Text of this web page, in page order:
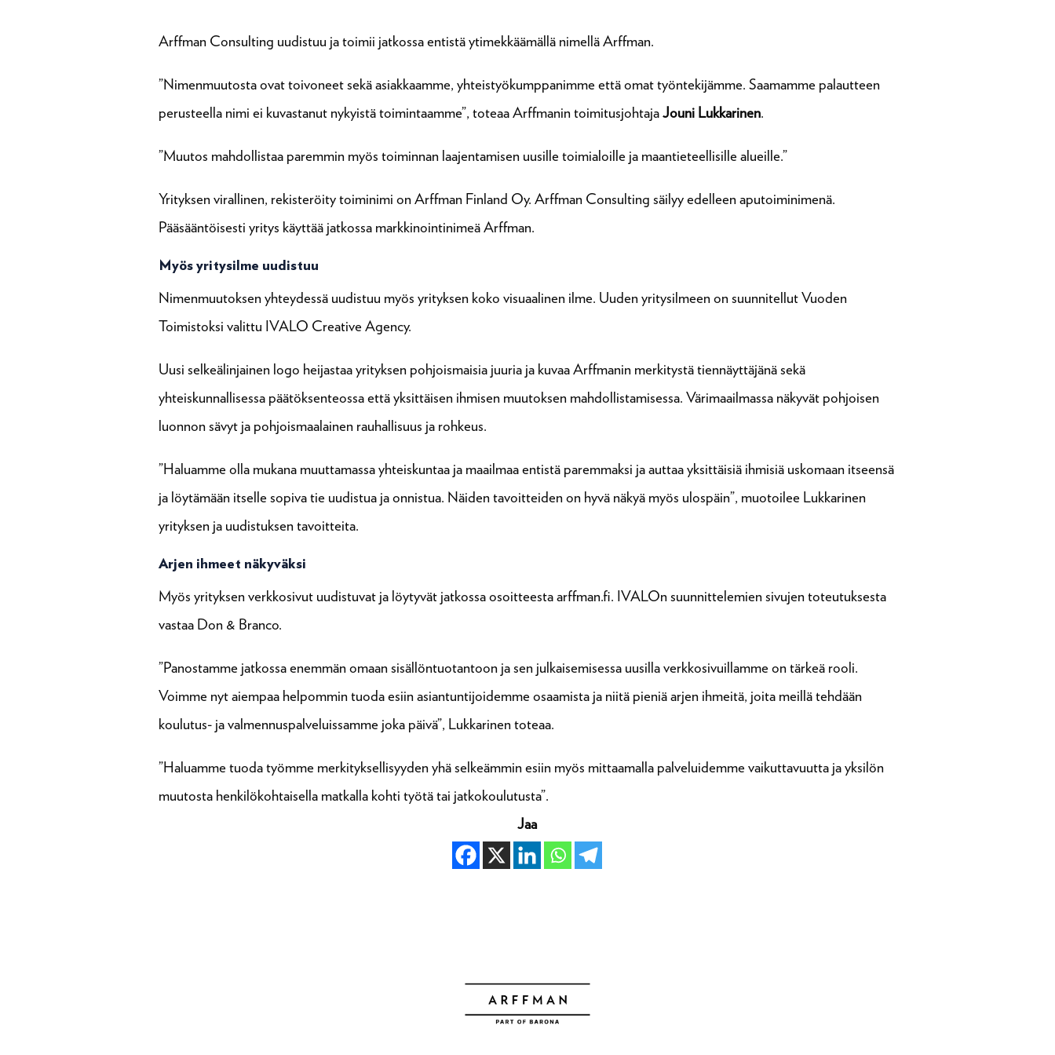
Arffman Consulting uudistuu ja toimii jatkossa entistä ytimekkäämällä nimellä Arffman.
”Nimenmuutosta ovat toivoneet sekä asiakkaamme, yhteistyökumppanimme että omat työntekijämme. Saamamme palautteen
perusteella nimi ei kuvastanut nykyistä toimintaamme”, toteaa Arffmanin toimitusjohtajaJouni Lukkarinen.
”Muutos mahdollistaa paremmin myös toiminnan laajentamisen uusille toimialoille ja maantieteellisille alueille.”
Yrityksen virallinen, rekisteröity toiminimi on Arffman Finland Oy. Arffman Consulting säilyy edelleen aputoiminimenä.
Pääsääntöisesti yritys käyttää jatkossa markkinointinimeä Arffman.
Myös yritysilme uudistuu
Nimenmuutoksen yhteydessä uudistuu myös yrityksen koko visuaalinen ilme. Uuden yritysilmeen on suunnitellut Vuoden
Toimistoksi valittu IVALO Creative Agency.
Uusi selkeälinjainen logo heijastaa yrityksen pohjoismaisia juuria ja kuvaa Arffmanin merkitystä tiennäyttäjänä sekä
yhteiskunnallisessa päätöksenteossa että yksittäisen ihmisen muutoksen mahdollistamisessa. Värimaailmassa näkyvät pohjoisen
luonnon sävyt ja pohjoismaalainen rauhallisuus ja rohkeus.
”Haluamme olla mukana muuttamassa yhteiskuntaa ja maailmaa entistä paremmaksi ja auttaa yksittäisiä ihmisiä uskomaan itseensä
ja löytämään itselle sopiva tie uudistua ja onnistua. Näiden tavoitteiden on hyvä näkyä myös ulospäin”, muotoilee Lukkarinen
yrityksen ja uudistuksen tavoitteita.
Arjen ihmeet näkyväksi
Myös yrityksen verkkosivut uudistuvat ja löytyvät jatkossa osoitteesta arffman.fi. IVALOn suunnittelemien sivujen toteutuksesta
vastaa Don & Branco.
”Panostamme jatkossa enemmän omaan sisällöntuotantoon ja sen julkaisemisessa uusilla verkkosivuillamme on tärkeä rooli.
Voimme nyt aiempaa helpommin tuoda esiin asiantuntijoidemme osaamista ja niitä pieniä arjen ihmeitä, joita meillä tehdään
koulutus- ja valmennuspalveluissamme joka päivä”, Lukkarinen toteaa.
”Haluamme tuoda työmme merkityksellisyyden yhä selkeämmin esiin myös mittaamalla palveluidemme vaikuttavuutta ja yksilön
muutosta henkilökohtaisella matkalla kohti työtä tai jatkokoulutusta”.
Jaa